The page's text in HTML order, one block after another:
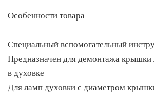
Особенности товара
Специальный вспомогательный
Предназначен для демонтажа
в духовке
Для ламп духовки с диаметром